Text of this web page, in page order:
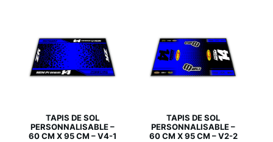
TAPIS DE SOL
PERSONNALISABLE –
60 CM X 95 CM – V4-1
TAPIS DE SOL
PERSONNALISABLE –
60 CM X 95 CM – V2-2